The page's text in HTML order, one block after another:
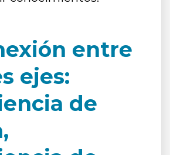
entre
ejes:
de